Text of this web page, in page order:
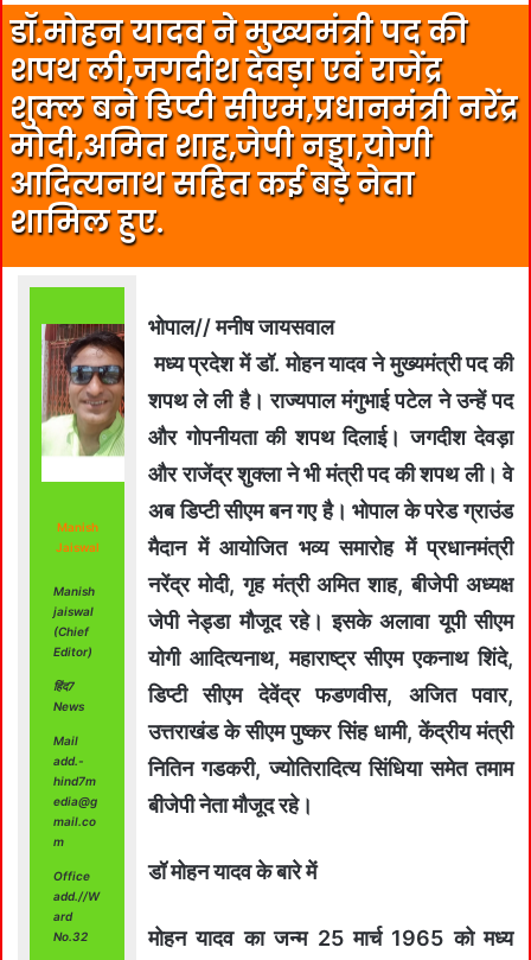
डॉ.मोहन यादव ने मुख्यमंत्री पद की
शपथ ली,जगदीश देवड़ा एवं राजेंद्र
शुक्ल बने डिप्टी सीएम,प्रधानमंत्री नरेंद्र
मोदी,अमित शाह,जेपी नड्डा,योगी
आदित्यनाथ सहित कई बड़े नेता
शामिल हुए.
Manish
Jaiswal
Manish
jaiswal
(Chief
Editor)
हिंद7
News
Mail
add.-
hind7m
edia@g
mail.co
m
Office
add.//W
ard
No.32
भोपाल// मनीष जायसवाल
मध्य प्रदेश में डॉ. मोहन यादव ने मुख्यमंत्री पद की
शपथ ले ली है। राज्यपाल मंगुभाई पटेल ने उन्हें पद
और गोपनीयता की शपथ दिलाई। जगदीश देवड़ा
और राजेंद्र शुक्ला ने भी मंत्री पद की शपथ ली। वे
अब डिप्टी सीएम बन गए है। भोपाल के परेड ग्राउंड
मैदान में आयोजित भव्य समारोह में प्रधानमंत्री
नरेंद्र मोदी, गृह मंत्री अमित शाह, बीजेपी अध्यक्ष
जेपी नेड्डा मौजूद रहे। इसके अलावा यूपी सीएम
योगी आदित्यनाथ, महाराष्ट्र सीएम एकनाथ शिंदे,
डिप्टी सीएम देवेंद्र फडणवीस, अजित पवार,
उत्तराखंड के सीएम पुष्कर सिंह धामी, केंद्रीय मंत्री
नितिन गडकरी, ज्योतिरादित्य सिंधिया समेत तमाम
बीजेपी नेता मौजूद रहे।
डॉ मोहन यादव के बारे में
मोहन यादव का जन्म 25 मार्च 1965 को मध्य